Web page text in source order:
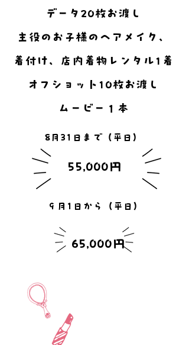
​データ20枚お渡し
主役のお子様のヘアメイク、
着付け、店内着物レンタル1着
オフショット10枚お渡し
​ムービー１本
​8月31日まで（平日）
​55,000円
​９月1日から（平日）
​65,000円